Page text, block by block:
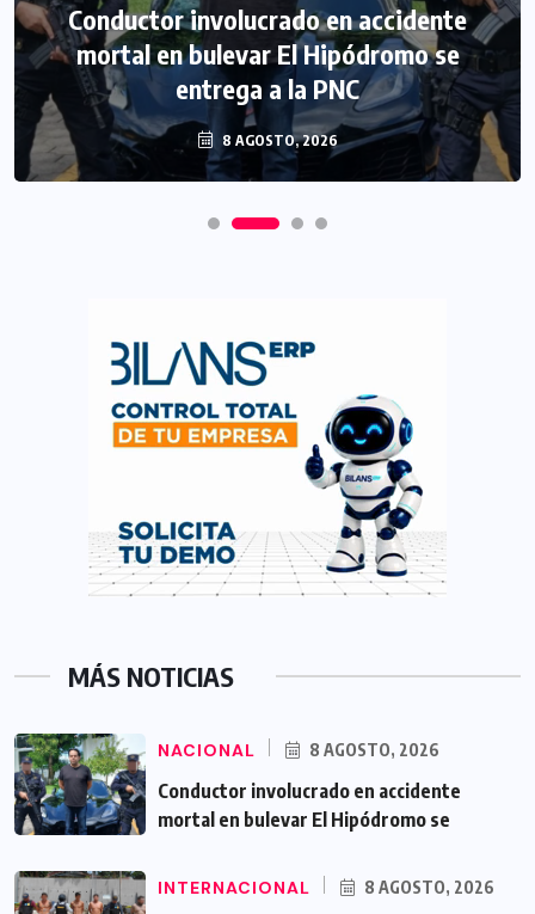
Conductor involucrado en accidente
mortal en bulevar El Hipódromo se
entrega a la PNC
8 AGOSTO, 2026
MÁS NOTICIAS
NACIONAL 8 AGOSTO, 2026
Conductor involucrado en accidente
mortal en bulevar El Hipódromo se
INTERNACIONAL 8 AGOSTO, 2026